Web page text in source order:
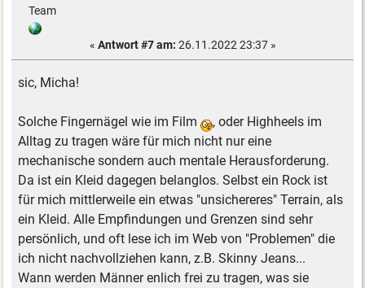
Team
« Antwort #7 am: 26.11.2022 23:37 »
sic, Micha!
Solche Fingernägel wie im Film
, oder Highheels im
Alltag zu tragen wäre für mich nicht nur eine
mechanische sondern auch mentale Herausforderung.
Da ist ein Kleid dagegen belanglos. Selbst ein Rock ist
für mich mittlerweile ein etwas "unsichereres" Terrain, als
ein Kleid. Alle Empfindungen und Grenzen sind sehr
persönlich, und oft lese ich im Web von "Problemen" die
ich nicht nachvollziehen kann, z.B. Skinny Jeans...
Wann werden Männer enlich frei zu tragen, was sie